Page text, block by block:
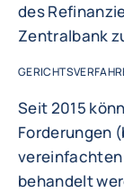
des
Zentralbank
Seit 2015
Forderungen
vereinfachten
behandelt